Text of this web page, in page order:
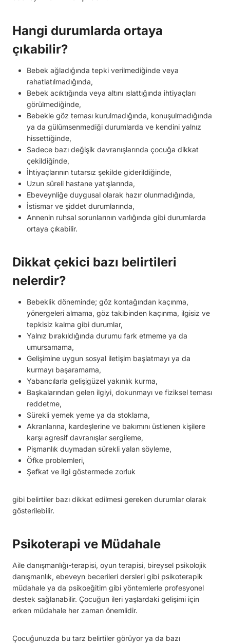
Hangi durumlarda ortaya
çıkabilir?
Bebek ağladığında tepki verilmediğinde veya
rahatlatılmadığında,
Bebek acıktığında veya altını ıslattığında ihtiyaçları
görülmediğinde,
Bebekle göz teması kurulmadığında, konuşulmadığında
ya da gülümsenmediği durumlarda ve kendini yalnız
hissettiğinde,
Sadece bazı değişik davranışlarında çocuğa dikkat
çekildiğinde,
İhtiyaçlarının tutarsız şekilde giderildiğinde,
Uzun süreli hastane yatışlarında,
Ebeveynliğe duygusal olarak hazır olunmadığında,
İstismar ve şiddet durumlarında,
Annenin ruhsal sorunlarının varlığında gibi durumlarda
ortaya çıkabilir.
Dikkat çekici bazı belirtileri
nelerdir?
Bebeklik döneminde; göz kontağından kaçınma,
yönergeleri almama, göz takibinden kaçınma, ilgisiz ve
tepkisiz kalma gibi durumlar,
Yalnız bırakıldığında durumu fark etmeme ya da
umursamama,
Gelişimine uygun sosyal iletişim başlatmayı ya da
kurmayı başaramama,
Yabancılarla gelişigüzel yakınlık kurma,
Başkalarından gelen ilgiyi, dokunmayı ve fiziksel teması
reddetme,
Sürekli yemek yeme ya da stoklama,
Akranlarına, kardeşlerine ve bakımını üstlenen kişilere
karşı agresif davranışlar sergileme,
Pişmanlık duymadan sürekli yalan söyleme,
Öfke problemleri,
Şefkat ve ilgi göstermede zorluk
gibi belirtiler bazı dikkat edilmesi gereken durumlar olarak
gösterilebilir.
Psikoterapi ve Müdahale
Aile danışmanlığı-terapisi, oyun terapisi, bireysel psikolojik
danışmanlık, ebeveyn becerileri dersleri gibi psikoterapik
müdahale ya da psikoeğitim gibi yöntemlerle profesyonel
destek sağlanabilir. Çocuğun ileri yaşlardaki gelişimi için
erken müdahale her zaman önemlidir.
Çocuğunuzda bu tarz belirtiler görüyor ya da bazı